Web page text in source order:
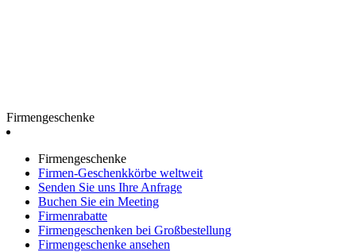
Firmengeschenke
Firmengeschenke
Firmen-Geschenkkörbe weltweit
Senden Sie uns Ihre Anfrage
Buchen Sie ein Meeting
Firmenrabatte
Firmengeschenken bei Großbestellung
Firmengeschenke ansehen